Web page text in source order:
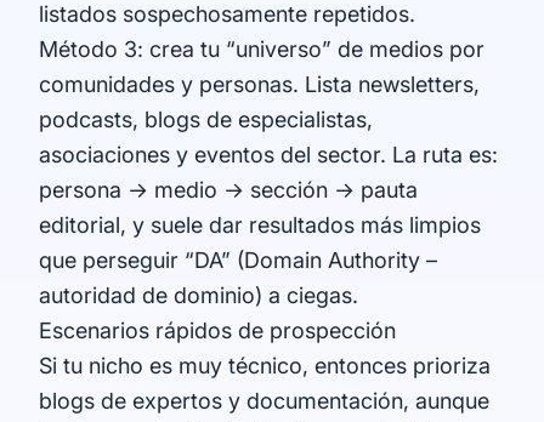
listados sospechosamente repetidos.
Método 3: crea tu “universo” de medios por
comunidades y personas. Lista newsletters,
podcasts, blogs de especialistas,
asociaciones y eventos del sector. La ruta es:
persona → medio → sección → pauta
editorial, y suele dar resultados más limpios
que perseguir “DA” (Domain Authority –
autoridad de dominio) a ciegas.
Escenarios rápidos de prospección
Si tu nicho es muy técnico, entonces prioriza
blogs de expertos y documentación, aunque